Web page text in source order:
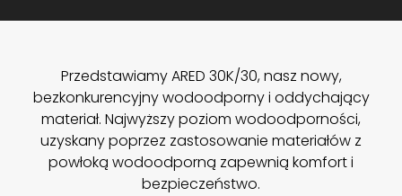
Przedstawiamy ARED 30K/30, nasz nowy,
bezkonkurencyjny wodoodporny i oddychający
materiał. Najwyższy poziom wodoodporności,
uzyskany poprzez zastosowanie materiałów z
powłoką wodoodporną zapewnią komfort i
bezpieczeństwo.